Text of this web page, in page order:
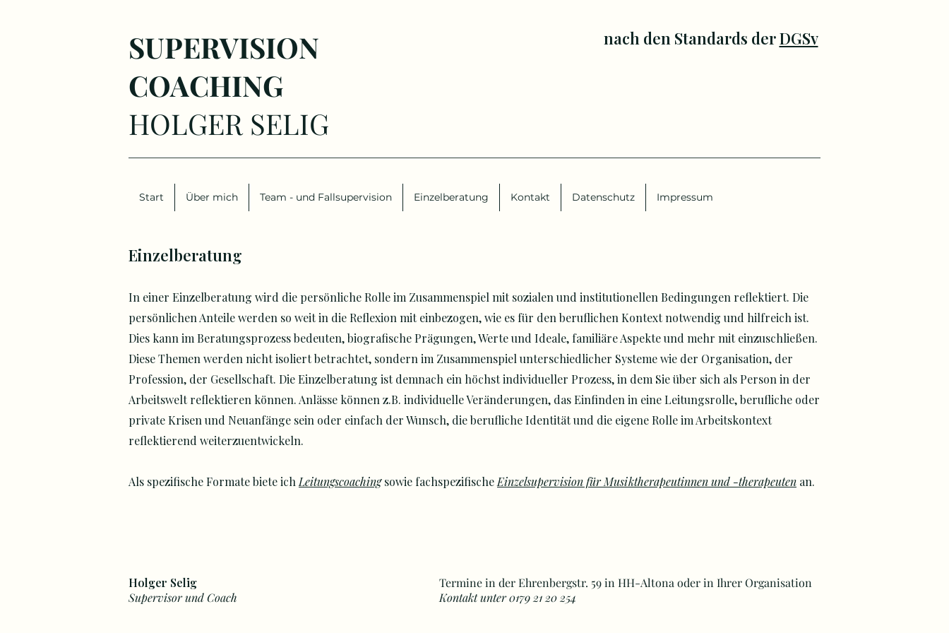
SUPERVISION
COACHING
HOLGER SELIG
nach den Standards derDGSv
Start Über mich Team - und Fallsupervision Einzelberatung Kontakt Datenschutz Impressum
Einzelberatung
In einer Einzelberatung wird die persönliche Rolle im Zusammenspiel mit sozialen und institutionellen Bedingungen reflektiert. Die
persönlichen Anteile werden so weit in die Reflexion mit einbezogen, wie es für den beruflichen Kontext notwendig und hilfreich ist.
Dies kann im Beratungsprozess bedeuten, biografische Prägungen, Werte und Ideale, familiäre Aspekte und mehr mit einzuschließen.
Diese Themen werden nicht isoliert betrachtet, sondern im Zusammenspiel unterschiedlicher Systeme wie der Organisation, der
Profession, der Gesellschaft. Die Einzelberatung ist demnach ein höchst individueller Prozess, in dem Sie über sich als Person in der
Arbeitswelt reflektieren können. Anlässe können z.B. individuelle Veränderungen, das Einfinden in eine Leitungsrolle, berufliche oder
private Krisen und Neuanfänge sein oder einfach der Wunsch, die berufliche Identität und die eigene Rolle im Arbeitskontext
reflektierend weiterzuentwickeln.
​Als spezifische Formate biete ich Leitungscoachingsowie fachspezifische Einzelsupervision für Musiktherapeutinnen und -therapeuten an.​
Holger Selig
Supervisor und Coach
Termine in der Ehrenbergstr. 59 in HH-Altona oder in Ihrer Organisation​
Kontakt unter 0179 21 20 254